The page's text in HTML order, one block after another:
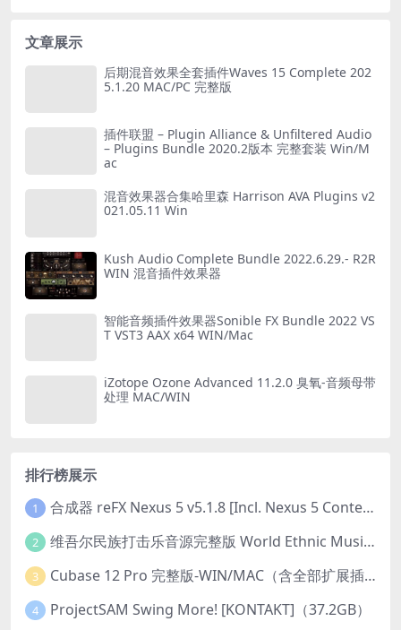
文章展示
后期混音效果全套插件Waves 15 Complete 202
5.1.20 MAC/PC 完整版
插件联盟 – Plugin Alliance & Unfiltered Audio
– Plugins Bundle 2020.2版本 完整套装 Win/M
ac
混音效果器合集哈里森 Harrison AVA Plugins v2
021.05.11 Win
Kush Audio Complete Bundle 2022.6.29.- R2R
WIN 混音插件效果器
智能音频插件效果器Sonible FX Bundle 2022 VS
T VST3 AAX x64 WIN/Mac
iZotope Ozone Advanced 11.2.0 臭氧-音频母带
处理 MAC/WIN
排行榜展示
1 合成器 reFX Nexus 5 v5.1.8 [Incl. Nexus 5 Content] PC/v5.1.8 MAC
2 维吾尔民族打击乐音源完整版 World Ethnic Music Uyghur Instruments v1.0.1 [KONTAKT]
3 Cubase 12 Pro 完整版-WIN/MAC（含全部扩展插件）
4 ProjectSAM Swing More! [KONTAKT]（37.2GB）